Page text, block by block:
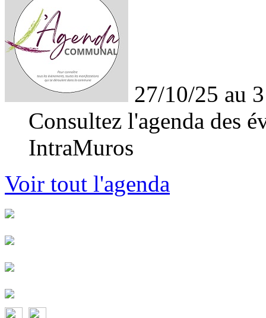
27/10/25 au
Consultez l'agenda des
IntraMuros
Voir tout l'agenda